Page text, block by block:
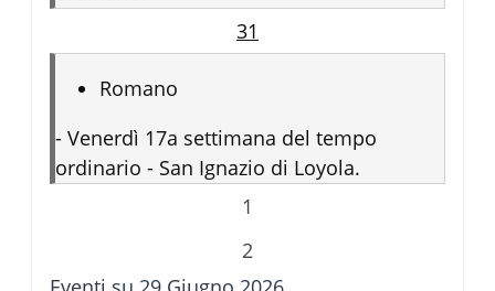
31
Romano
- Venerdì 17a settimana del tempo
ordinario - San Ignazio di Loyola.
1
2